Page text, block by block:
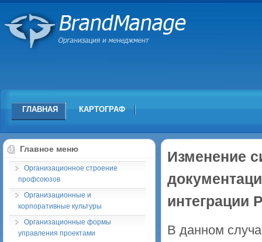
ГЛАВНАЯ КАРТОГРАФ
Изменение
интеграции
В данном
Главное меню
Организационное строение
профсоюзов
Организационные и
корпоративные культуры
Организационные формы
управления проектами